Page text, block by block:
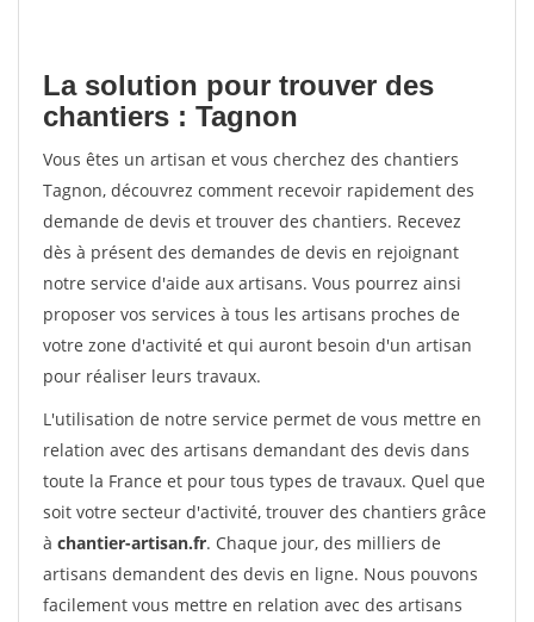
La solution pour trouver des
chantiers : Tagnon
Vous êtes un artisan et vous cherchez des chantiers
Tagnon, découvrez comment recevoir rapidement des
demande de devis et trouver des chantiers. Recevez
dès à présent des demandes de devis en rejoignant
notre service d'aide aux artisans. Vous pourrez ainsi
proposer vos services à tous les artisans proches de
votre zone d'activité et qui auront besoin d'un artisan
pour réaliser leurs travaux.
L'utilisation de notre service permet de vous mettre en
relation avec des artisans demandant des devis dans
toute la France et pour tous types de travaux. Quel que
soit votre secteur d'activité, trouver des chantiers grâce
à chantier-artisan.fr. Chaque jour, des milliers de
artisans demandent des devis en ligne. Nous pouvons
facilement vous mettre en relation avec des artisans